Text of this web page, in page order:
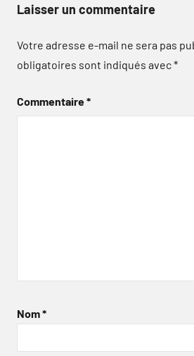
Laisser un commentaire
Votre adresse e-mail ne sera pas
obligatoires sont indiqués avec*
Commentaire*
Nom*